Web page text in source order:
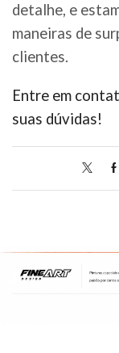
detalhe, e
maneiras de
clientes.
Entre em
suas dúvidas!